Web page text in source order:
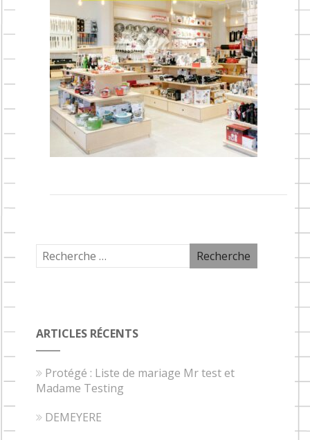
ARTICLES RÉCENTS
Protégé : Liste de mariage Mr test et
Madame Testing
DEMEYERE